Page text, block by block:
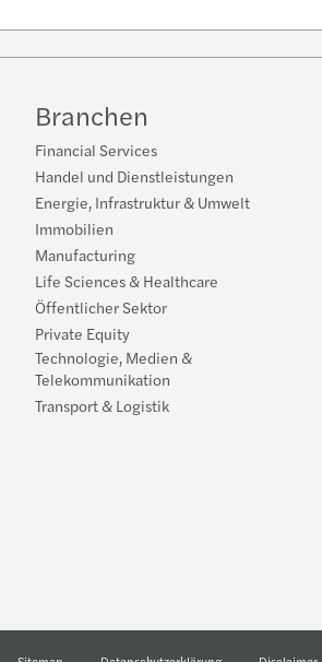
Branchen
Financial Services
Handel und Dienstleistungen
Energie, Infrastruktur & Umwelt
Immobilien
Manufacturing
Life Sciences & Healthcare
Öffentlicher Sektor
Private Equity
Technologie, Medien &
Telekommunikation
Transport & Logistik